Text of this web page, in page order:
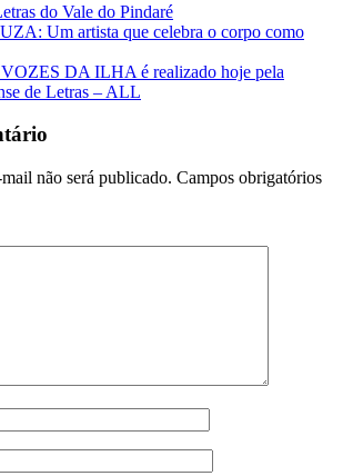
do Vale do Pindaré
Um artista que celebra o corpo como
DA ILHA é realizado hoje pela
de Letras – ALL
não será publicado. Campos obrigatórios